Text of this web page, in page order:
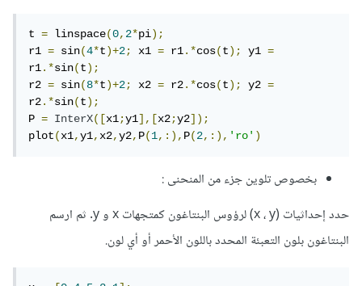
t = linspace(0,2*pi);
r1 = sin(4*t)+2; x1 = r1.*cos(t); y1 =
r1.*sin(t);
r2 = sin(8*t)+2; x2 = r2.*cos(t); y2 =
r2.*sin(t);
P = InterX([x1;y1],[x2;y2]);
plot(x1,y1,x2,y2,P(1,:),P(2,:),'ro')
بخصوص تلوين جزء من المنحنى :
حدد إحداثيات (x ، y) لرؤوس البنتاغون كمتجهات x و y. ثم ارسم
البنتاغون بلون التعبئة المحدد باللون الأحمر أو أي لون.